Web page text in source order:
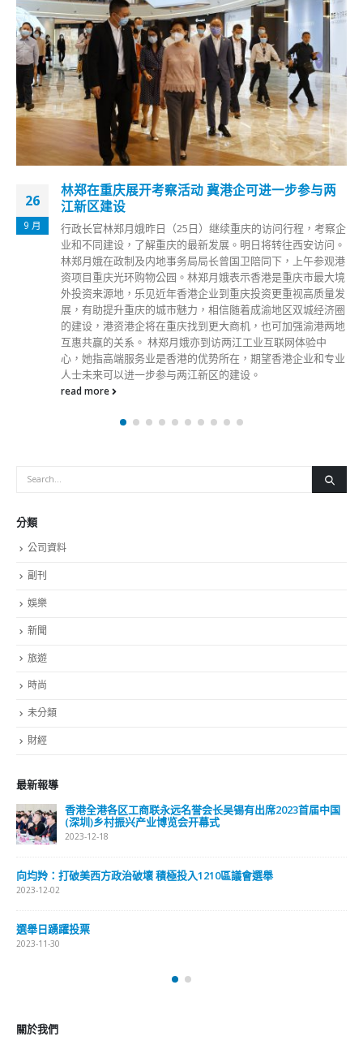
26
9 月
林郑在重庆展开考察活动 冀港企可进一步参与两
江新区建设
行政长官林郑月娥昨日（25日）继续重庆的访问行程，考察企
业和不同建设，了解重庆的最新发展。明日将转往西安访问。
林郑月娥在政制及内地事务局局长曾国卫陪同下，上午参观港
资项目重庆光环购物公园。林郑月娥表示香港是重庆市最大境
外投资来源地，乐见近年香港企业到重庆投资更重视高质量发
展，有助提升重庆的城市魅力，相信随着成渝地区双城经济圈
的建设，港资港企将在重庆找到更大商机，也可加强渝港两地
互惠共赢的关系。 林郑月娥亦到访两江工业互联网体验中
心，她指高端服务业是香港的优势所在，期望香港企业和专业
人士未来可以进一步参与两江新区的建设。
read more
分類
公司資料
副刊
娛樂
新聞
旅遊
時尚
未分類
財經
最新報導
香港全港各区工商联永远名誉会长吴锡有出席2023首届中国
(深圳)乡村振兴产业博览会开幕式
2023-12-18
向均羚：打破美西方政治破壞 積極投入1210區議會選舉
2023-12-02
選舉日踴躍投票
2023-11-30
關於我們